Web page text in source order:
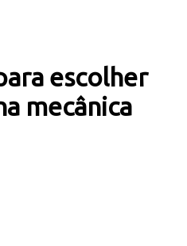
escolher
mecânica